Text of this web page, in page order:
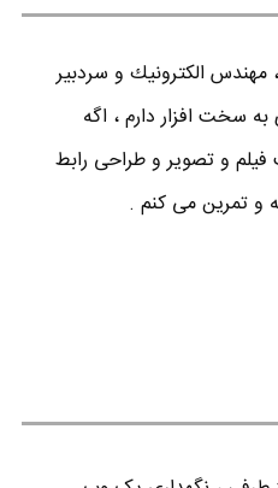
الكترونيك و سردبير
به سخت افزار دارم ، اگه
فیلم و تصویر و طراحی رابط
و تمرین می کنم .